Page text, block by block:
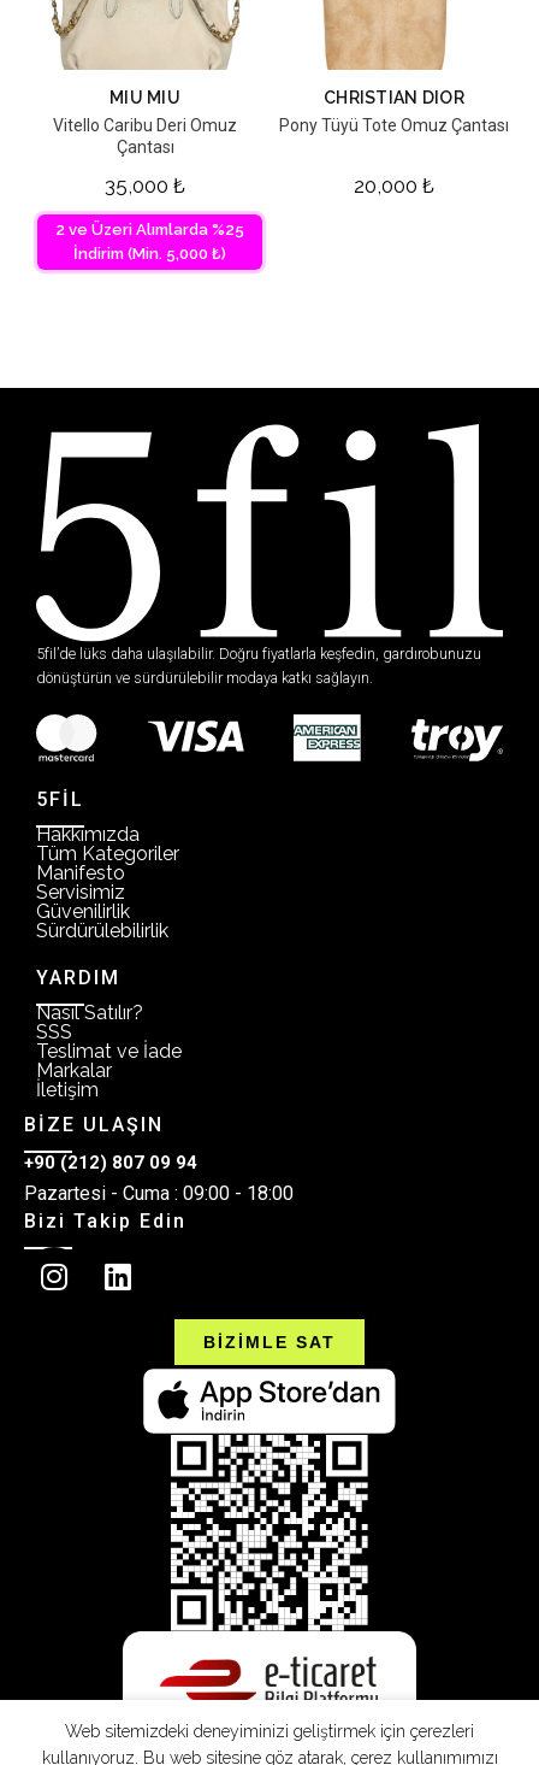
MIU MIU
Vitello Caribu Deri Omuz
Çantası
35,000 ₺
2 ve Üzeri Alımlarda %25
İndirim (Min. 5,000 ₺)
CHRISTIAN DIOR
Pony Tüyü Tote Omuz Çantası
20,000 ₺
5fil’de lüks daha ulaşılabilir. Doğru fiyatlarla keşfedin, gardırobunuzu
dönüştürün ve sürdürülebilir modaya katkı sağlayın.
5FİL
Hakkımızda
Tüm Kategoriler
Manifesto
Servisimiz
Güvenilirlik
Sürdürülebilirlik
YARDIM
Nasıl Satılır?
SSS
Teslimat ve İade
Markalar
İletişim
BİZE ULAŞIN
+90 (212) 807 09 94
Pazartesi - Cuma : 09:00 - 18:00
Bizi Takip Edin
BİZİMLE SAT
Web sitemizdeki deneyiminizi geliştirmek için çerezleri
kullanıyoruz. Bu web sitesine göz atarak, çerez kullanımımızı